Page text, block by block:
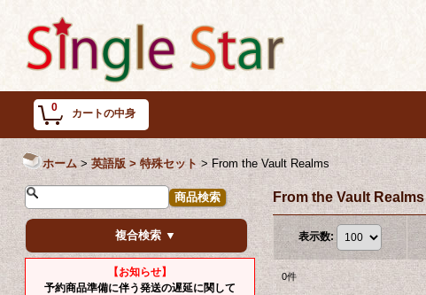
0 カートの中身
ホーム > 英語版 > 特殊セット > From the Vault Realms
複合検索 ▼
【お知らせ】
予約商品準備に伴う発送の遅延に関して
From the Vault Realms
表示数:
0件